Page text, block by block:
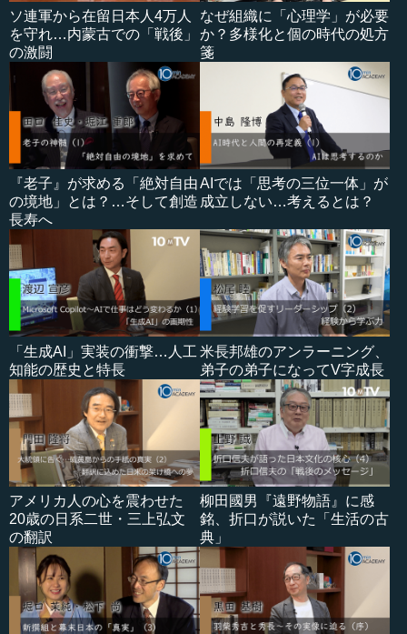
ソ連軍から在留日本人4万人
を守れ…内蒙古での「戦後」
の激闘
なぜ組織に「心理学」が必要
か？多様化と個の時代の処方
箋
『老子』が求める「絶対自由
の境地」とは？…そして創造
長寿へ
AIでは「思考の三位一体」が
成立しない…考えるとは？
「生成AI」実装の衝撃…人工
知能の歴史と特長
米長邦雄のアンラーニング、
弟子の弟子になってV字成長
アメリカ人の心を震わせた
20歳の日系二世・三上弘文
の翻訳
柳田國男『遠野物語』に感
銘、折口が説いた「生活の古
典」